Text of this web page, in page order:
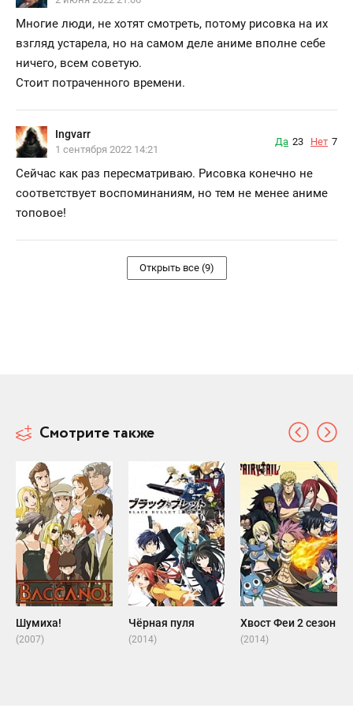
Многие люди, не хотят смотреть, потому рисовка на их
взгляд устарела, но на самом деле аниме вполне себе
ничего, всем советую.
Стоит потраченного времени.
Ingvarr
1 сентября 2022 14:21
Да 23 Нет 7
Сейчас как раз пересматриваю. Рисовка конечно не
соответствует воспоминаниям, но тем не менее аниме
топовое!
Открыть все (9)
Смотрите также
Шумиха!
(2007)
Чёрная пуля
(2014)
Хвост Феи 2 сезон
(2014)